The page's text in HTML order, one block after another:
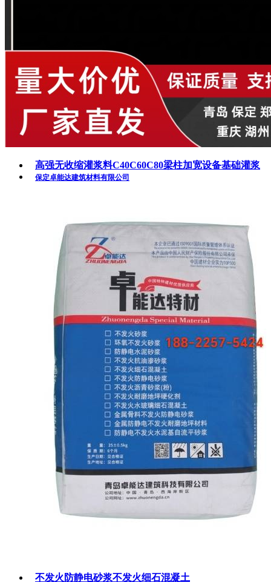
高强无收缩灌浆料C40C60C80梁柱加宽设备基础灌浆
保定卓能达建筑材料有限公司
不发火防静电砂浆不发火细石混凝土